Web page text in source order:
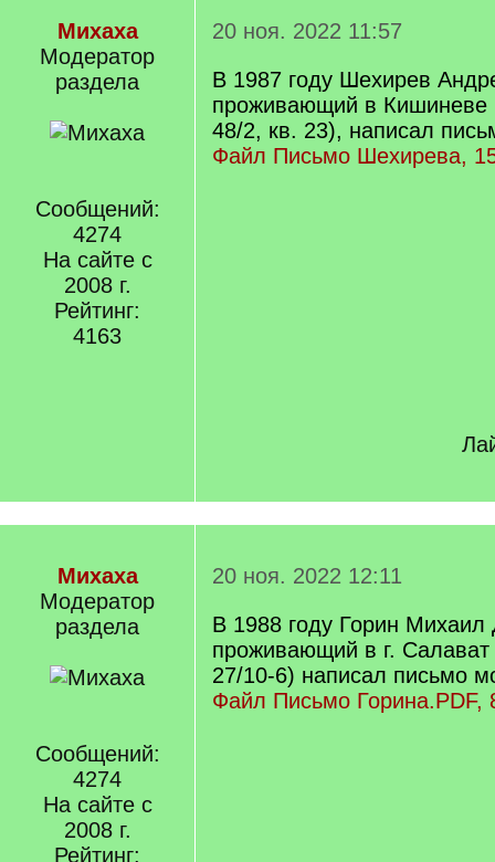
Михаха
Модератор
раздела
Сообщений:
4274
На сайте с
2008 г.
Рейтинг:
4163
20 ноя. 2022 11:57
В 1987 году Шехирев
проживающий в Кишиневе
48/2, кв. 23), написал
Файл Письмо Шехирева,
Михаха
Модератор
раздела
Сообщений:
4274
На сайте с
2008 г.
Рейтинг:
20 ноя. 2022 12:11
В 1988 году Горин Михаил
проживающий в г.
27/10-6) написал письмо
Файл Письмо Горина.PDF,